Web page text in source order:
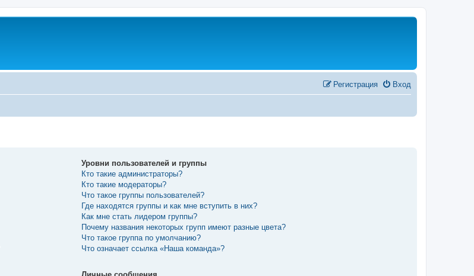
Вход
Регистрация
Уровни пользователей и группы
Кто такие администраторы?
Кто такие модераторы?
Что такое группы пользователей?
Где находятся группы и как мне вступить в них?
Как мне стать лидером группы?
Почему названия некоторых групп имеют разные цвета?
Что такое группа по умолчанию?
Что означает ссылка «Наша команда»?